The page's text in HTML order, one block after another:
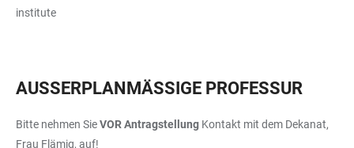
institute
AUSSERPLANMÄSSIGE PROFESSUR
Bitte nehmen SieVOR Antragstellung Kontakt mit dem Dekanat,
Frau Flämig, auf!